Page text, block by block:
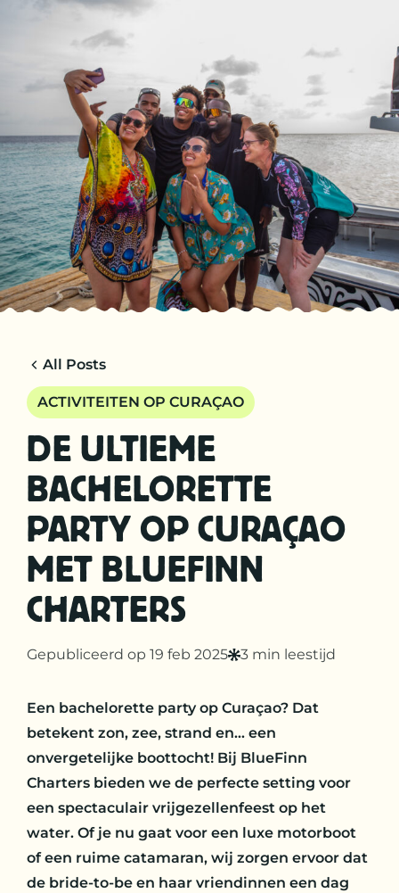
NL
TRIPS
CHARTERS
OVER ONS
TIPS
CONTACT
All Posts
ACTIVITEITEN OP CURAÇAO
DE ULTIEME
BACHELORETTE
PARTY OP CURAÇAO
MET BLUEFINN
CHARTERS
Gepubliceerd op 19 feb 2025 3 min leestijd
Een bachelorette party op Curaçao? Dat
betekent zon, zee, strand en… een
onvergetelijke boottocht! Bij BlueFinn
Charters bieden we de perfecte setting voor
een spectaculair vrijgezellenfeest op het
water. Of je nu gaat voor een luxe motorboot
of een ruime catamaran, wij zorgen ervoor dat
de bride-to-be en haar vriendinnen een dag